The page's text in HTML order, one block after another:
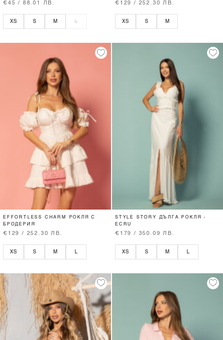
€45 / 88.01 ЛВ.
XS S M L
€129 / 252.30 ЛВ.
XS S M
EFFORTLESS CHARM РОКЛЯ С
БРОДЕРИЯ
€129 / 252.30 ЛВ.
XS S M
STYLE STORY ДЪЛГА РОКЛЯ -
ECRU
€179 / 350.09 ЛВ.
XS S M